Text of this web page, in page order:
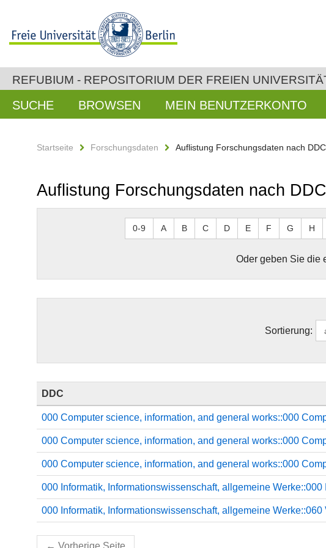
REFUBIUM - REPOSITORIUM DER FREIEN
SUCHE BROWSEN MEIN BENUTZERKONTO
Startseite Forschungsdaten Auflistung Forschungsdaten nach DDC
Auflistung Forschungsdaten nach DDC
0-9 A B C D E F G H
Oder geben Sie die
Sortierung:
DDC
000 Computer science, information, and general works::000
000 Computer science, information, and general works::000
000 Computer science, information, and general works::000
000 Informatik, Informationswissenschaft, allgemeine
000 Informatik, Informationswissenschaft, allgemeine
← Vorherige Seite